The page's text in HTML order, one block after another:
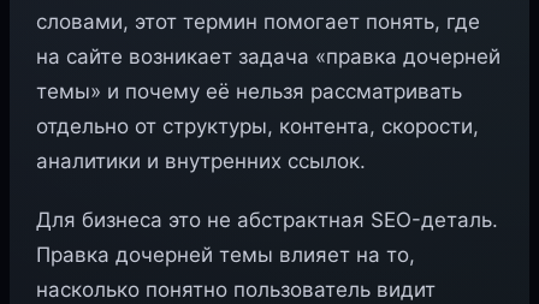
словами, этот термин помогает понять, где
на сайте возникает задача «правка дочерней
темы» и почему её нельзя рассматривать
отдельно от структуры, контента, скорости,
аналитики и внутренних ссылок.
Для бизнеса это не абстрактная SEO-деталь.
Правка дочерней темы влияет на то,
насколько понятно пользователь видит